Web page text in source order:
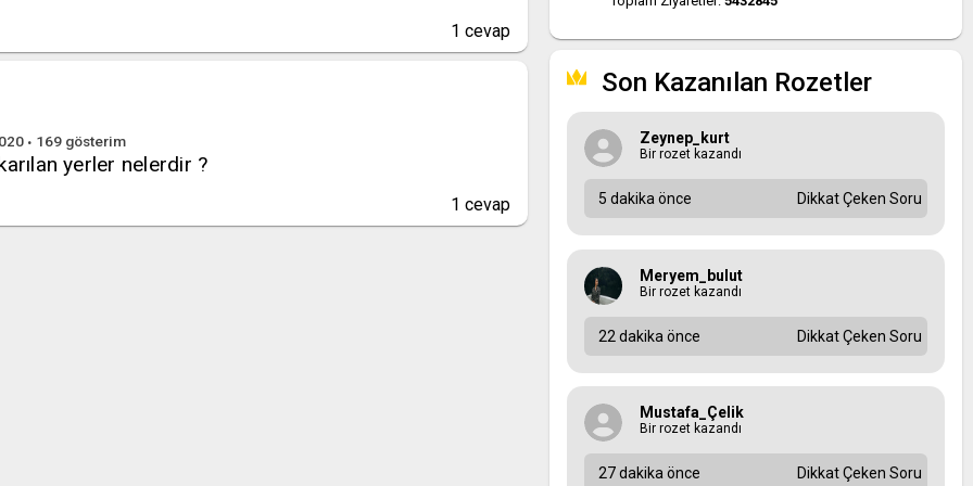
1 cevap
169 gösterim
yerler nelerdir ?
1 cevap
Son Kazanılan Rozetler
Zeynep_kurt
Bir rozet kazandı
5 dakika önce Dikkat Çeken Soru
Meryem_bulut
Bir rozet kazandı
22 dakika önce Dikkat Çeken Soru
Mustafa_Çelik
Bir rozet kazandı
27 dakika önce Dikkat Çeken Soru